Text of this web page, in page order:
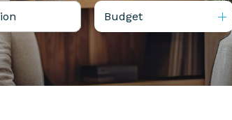
Budget